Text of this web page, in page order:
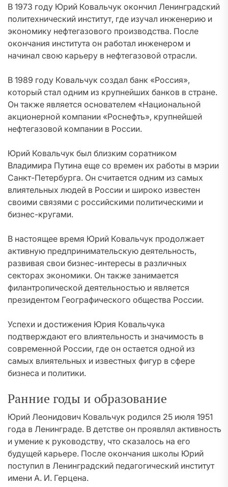
В 1973 году Юрий Ковальчук окончил Ленинградский
политехнический институт, где изучал инженерию и
экономику нефтегазового производства. После
окончания института он работал инженером и
начинал свою карьеру в нефтегазовой отрасли.
В 1989 году Ковальчук создал банк «Россия»,
который стал одним из крупнейших банков в стране.
Он также является основателем «Национальной
акционерной компании «Роснефть», крупнейшей
нефтегазовой компании в России.
Юрий Ковальчук был близким соратником
Владимира Путина еще со времен их работы в мэрии
Санкт-Петербурга. Он считается одним из самых
влиятельных людей в России и широко известен
своими связями с российскими политическими и
бизнес-кругами.
В настоящее время Юрий Ковальчук продолжает
активную предпринимательскую деятельность,
развивая свои бизнес-интересы в различных
секторах экономики. Он также занимается
филантропической деятельностью и является
президентом Географического общества России.
Успехи и достижения Юрия Ковальчука
подтверждают его влиятельность и значимость в
современной России, где он остается одной из
самых влиятельных и известных фигур в сфере
бизнеса и политики.
Ранние годы и образование
Юрий Леонидович Ковальчук родился 25 июля 1951
года в Ленинграде. В детстве он проявлял активность
и умение к руководству, что сказалось на его
будущей карьере. После окончания школы Юрий
поступил в Ленинградский педагогический институт
имени А. И. Герцена.